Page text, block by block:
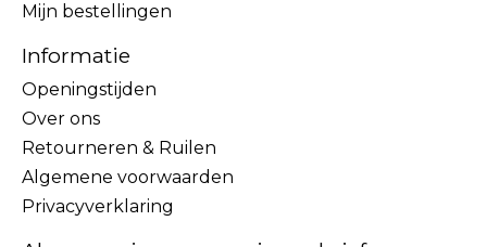
Mijn bestellingen
Informatie
Openingstijden
Over ons
Retourneren & Ruilen
Algemene voorwaarden
Privacyverklaring